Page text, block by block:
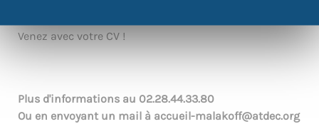
Venez avec votre CV !
Plus d'informations au 02.28.44.33.80
Ou en envoyant un mail à accueil-malakoff@atdec.org